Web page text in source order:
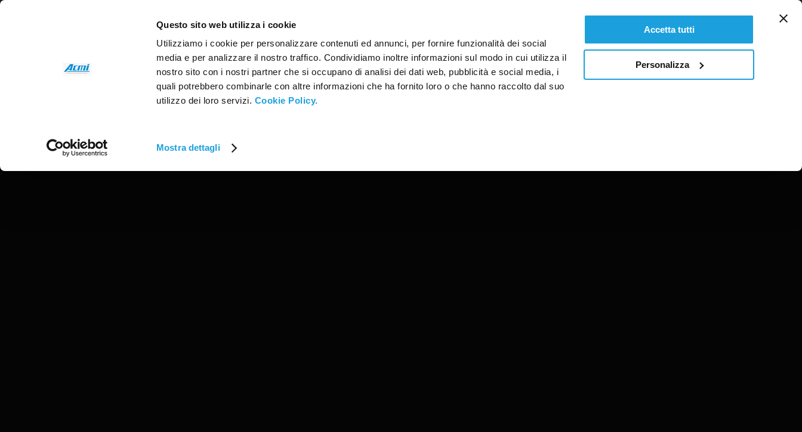
Questo sito web utilizza i cookie
Utilizziamo i cookie per personalizzare contenuti ed annunci, per fornire funzionalità dei social
media e per analizzare il nostro traffico. Condividiamo inoltre informazioni sul modo in cui utilizza il
nostro sito con i nostri partner che si occupano di analisi dei dati web, pubblicità e social media, i
quali potrebbero combinarle con altre informazioni che ha fornito loro o che hanno raccolto dal suo
utilizzo dei loro servizi. Cookie Policy.
Mostra dettagli
Accetta tutti
Personalizza